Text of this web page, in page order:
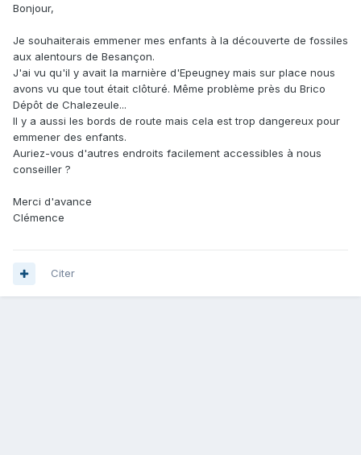
Bonjour,
Je souhaiterais emmener mes enfants à la découverte de fossiles
aux alentours de Besançon.
J'ai vu qu'il y avait la marnière d'Epeugney mais sur place nous
avons vu que tout était clôturé. Même problème près du Brico
Dépôt de Chalezeule...
Il y a aussi les bords de route mais cela est trop dangereux pour
emmener des enfants.
Auriez-vous d'autres endroits facilement accessibles à nous
conseiller ?
Merci d'avance
Clémence
Citer